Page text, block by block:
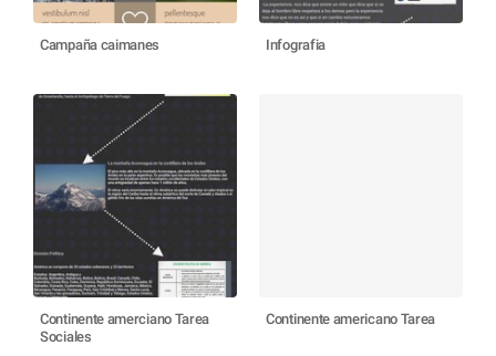
Campaña caimanes Infografia
Continente amerciano Tarea
Sociales
Continente americano Tarea